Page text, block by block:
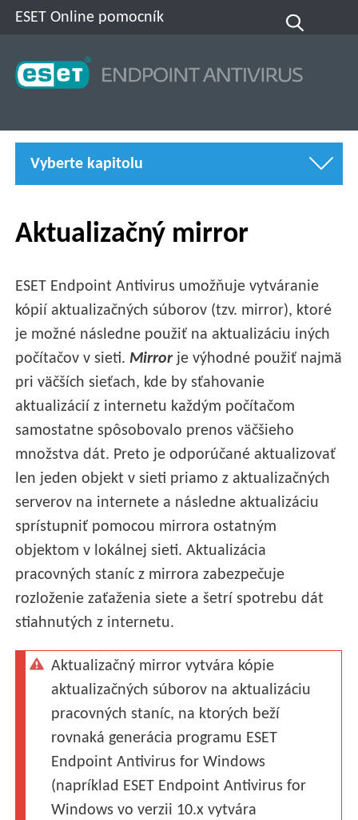
ESET Online pomocník
Vyberte kapitolu
Aktualizačný mirror
ESET Endpoint Antivirus umožňuje vytváranie
kópií aktualizačných súborov (tzv. mirror), ktoré
je možné následne použiť na aktualizáciu iných
počítačov v sieti.Mirrorje výhodné použiť najmä
pri väčších sieťach, kde by sťahovanie
aktualizácií z internetu každým počítačom
samostatne spôsobovalo prenos väčšieho
množstva dát. Preto je odporúčané aktualizovať
len jeden objekt v sieti priamo z aktualizačných
serverov na internete a následne aktualizáciu
sprístupniť pomocou mirrora ostatným
objektom v lokálnej sieti. Aktualizácia
pracovných staníc z mirrora zabezpečuje
rozloženie zaťaženia siete a šetrí spotrebu dát
stiahnutých z internetu.
Aktualizačný mirror vytvára kópie
aktualizačných súborov na aktualizáciu
pracovných staníc, na ktorých beží
rovnaká generácia programu ESET
Endpoint Antivirus for Windows
(napríklad ESET Endpoint Antivirus for
Windows vo verzii 10.x vytvára